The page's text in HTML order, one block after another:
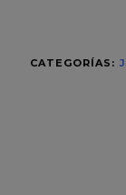
CATEGORÍAS: